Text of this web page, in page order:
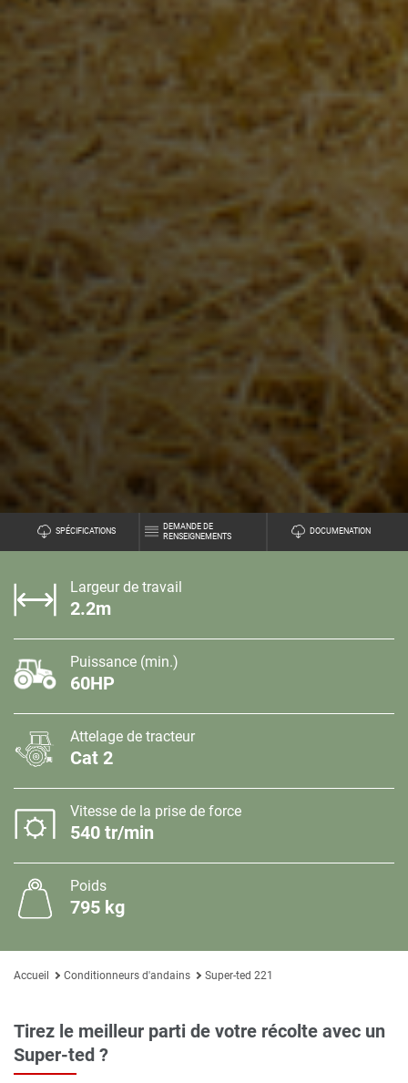
SPÉCIFICATIONS
DEMANDE DE
RENSEIGNEMENTS
DOCUMENATION
Largeur de travail
2.2m
Puissance (min.)
60HP
Attelage de tracteur
Cat 2
Vitesse de la prise de force
540 tr/min
Poids
795 kg
Accueil Conditionneurs d'andains Super-ted 221
Tirez le meilleur parti de votre récolte avec un
Super-ted ?